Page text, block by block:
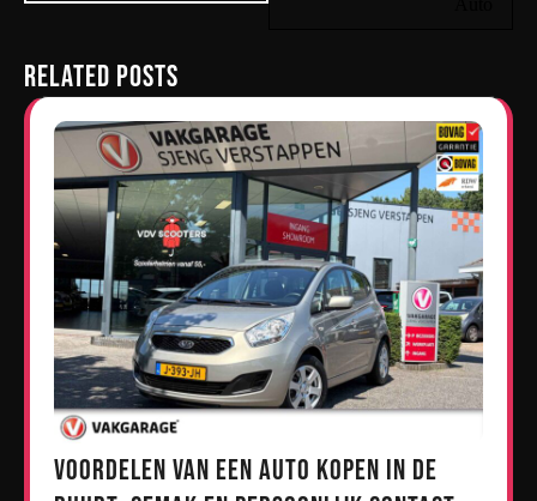
Related Posts
Voordelen van een Auto Kopen in de